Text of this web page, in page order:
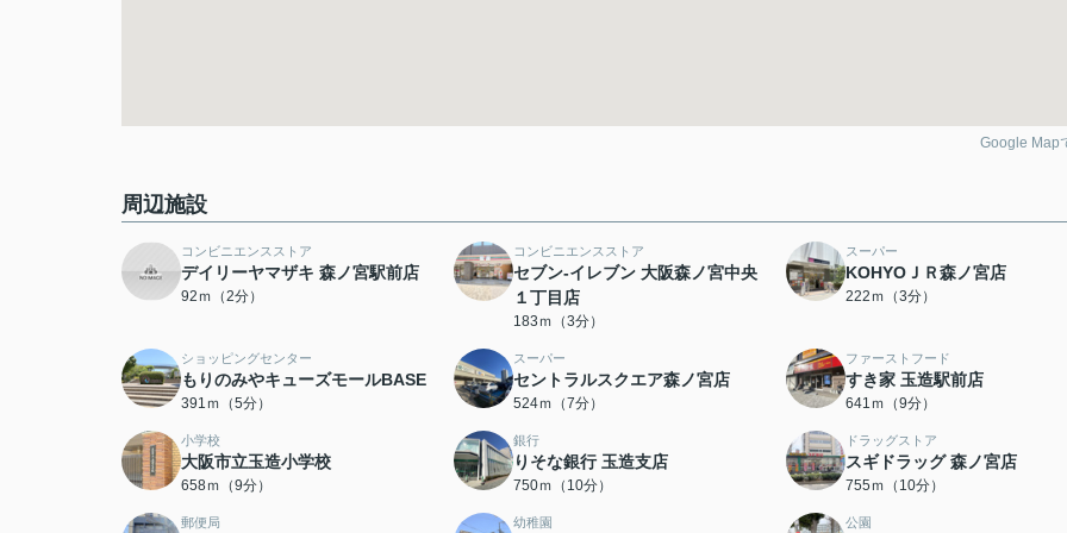
Google Map
周辺施設
コンビニエンスストア
デイリーヤマザキ 森ノ宮駅前店
92ｍ（2分）
コンビニエンスストア
セブン-イレブン 大阪森ノ宮中央
１丁目店
183ｍ（3分）
スーパー
KOHYOＪＲ森ノ宮店
222ｍ（3分）
ショッピングセンター
もりのみやキューズモールBASE
391ｍ（5分）
スーパー
セントラルスクエア森ノ宮店
524ｍ（7分）
ファーストフード
すき家 玉造駅前店
641ｍ（9分）
小学校
大阪市立玉造小学校
658ｍ（9分）
銀行
りそな銀行 玉造支店
750ｍ（10分）
ドラッグストア
スギドラッグ 森ノ宮店
755ｍ（10分）
郵便局 幼稚園 公園